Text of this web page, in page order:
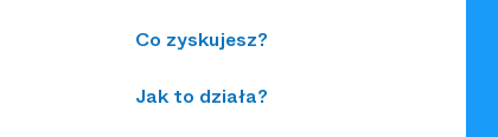
Co zyskujesz?
Jak to działa?